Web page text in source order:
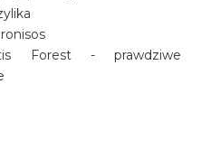
Forest - prawdziwe